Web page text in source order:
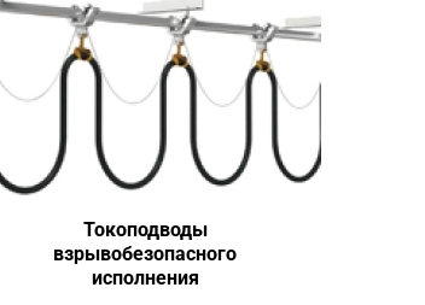
Токоподводы
взрывобезопасного
исполнения